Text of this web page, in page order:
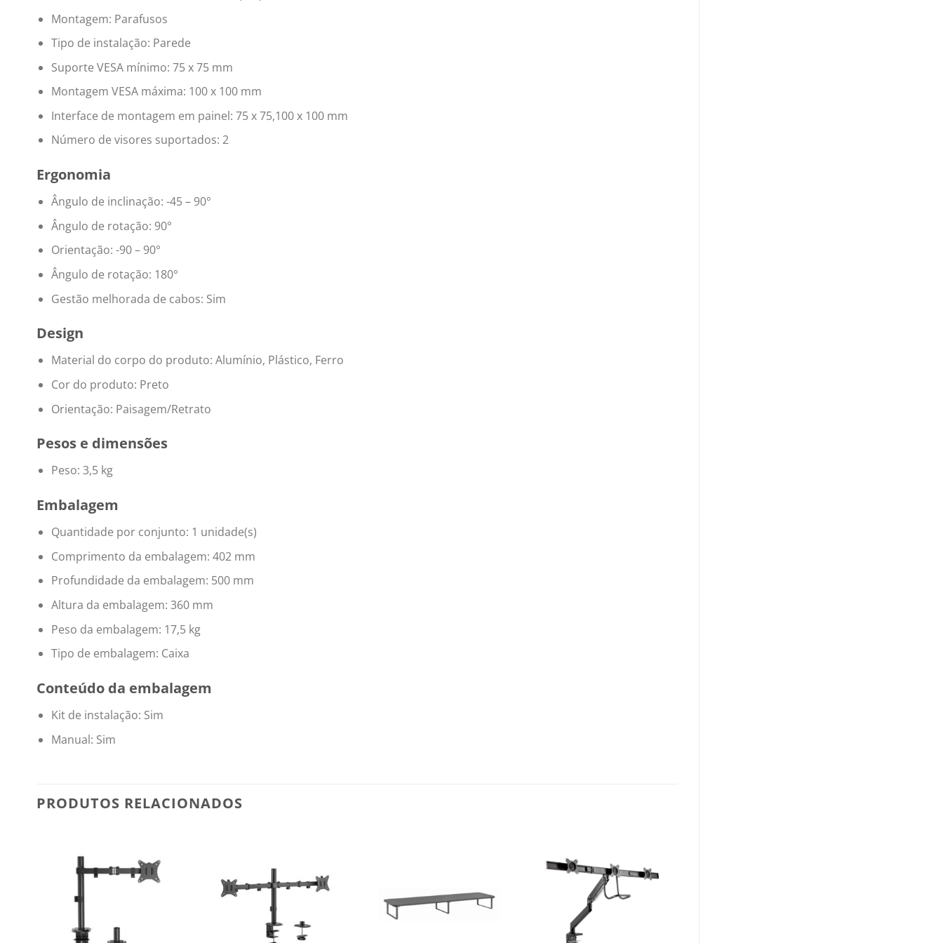
Montagem: Parafusos
Tipo de instalação: Parede
Suporte VESA mínimo: 75 x 75 mm
Montagem VESA máxima: 100 x 100 mm
Interface de montagem em painel: 75 x 75,100 x 100 mm
Número de visores suportados: 2
Ergonomia
Ângulo de inclinação: -45 – 90°
Ângulo de rotação: 90°
Orientação: -90 – 90°
Ângulo de rotação: 180°
Gestão melhorada de cabos: Sim
Design
Material do corpo do produto: Alumínio, Plástico, Ferro
Cor do produto: Preto
Orientação: Paisagem/Retrato
Pesos e dimensões
Peso: 3,5 kg
Embalagem
Quantidade por conjunto: 1 unidade(s)
Comprimento da embalagem: 402 mm
Profundidade da embalagem: 500 mm
Altura da embalagem: 360 mm
Peso da embalagem: 17,5 kg
Tipo de embalagem: Caixa
Conteúdo da embalagem
Kit de instalação: Sim
Manual: Sim
PRODUTOS RELACIONADOS